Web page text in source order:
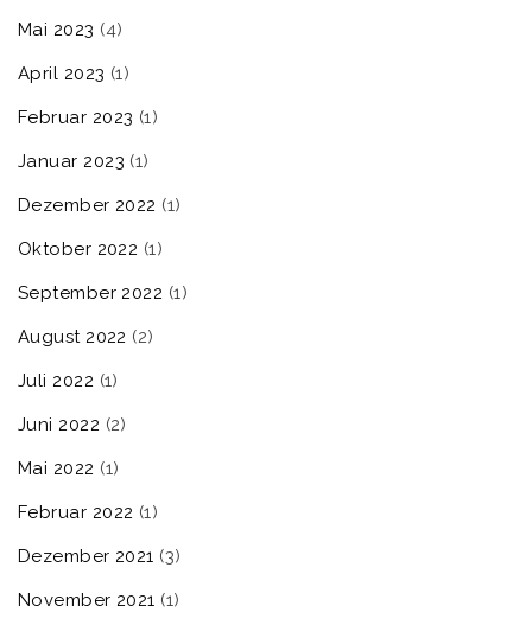
Mai 2023 (4)
April 2023 (1)
Februar 2023 (1)
Januar 2023 (1)
Dezember 2022 (1)
Oktober 2022 (1)
September 2022 (1)
August 2022 (2)
Juli 2022 (1)
Juni 2022 (2)
Mai 2022 (1)
Februar 2022 (1)
Dezember 2021 (3)
November 2021 (1)